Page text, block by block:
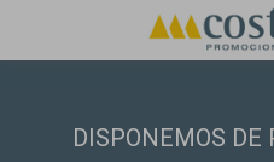
Filtrar
DISPONEMOS DE